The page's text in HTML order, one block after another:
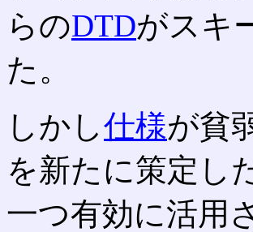
らのDTDがスキ
た。
しかし仕様が貧
を新たに策定し
一つ有効に活用